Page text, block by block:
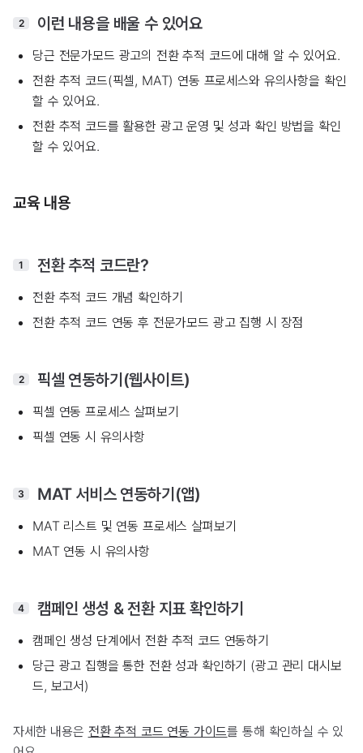
2 이런 내용을 배울 수 있어요
당근 전문가모드 광고의 전환 추적 코드에 대해 알 수 있어요.
전환 추적 코드(픽셀, MAT) 연동 프로세스와 유의사항을 확인
할 수 있어요.
전환 추적 코드를 활용한 광고 운영 및 성과 확인 방법을 확인
할 수 있어요.
교육 내용
1 전환 추적 코드란?
전환 추적 코드 개념 확인하기
전환 추적 코드 연동 후 전문가모드 광고 집행 시 장점
2 픽셀 연동하기(웹사이트)
픽셀 연동 프로세스 살펴보기
픽셀 연동 시 유의사항
3 MAT 서비스 연동하기(앱)
MAT 리스트 및 연동 프로세스 살펴보기
MAT 연동 시 유의사항
4 캠페인 생성 & 전환 지표 확인하기
캠페인 생성 단계에서 전환 추적 코드 연동하기
당근 광고 집행을 통한 전환 성과 확인하기 (광고 관리 대시보
드, 보고서)
자세한 내용은 전환 추적 코드 연동 가이드를 통해 확인하실 수 있